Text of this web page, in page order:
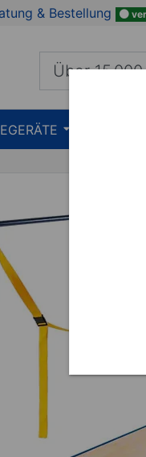
& Bestellung